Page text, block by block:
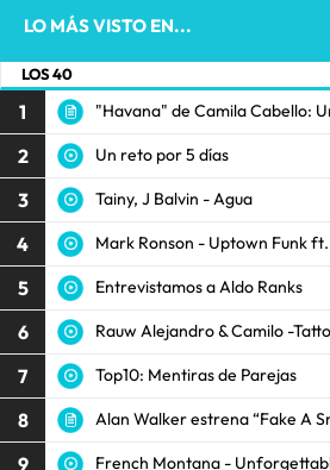
LO MÁS VISTO EN...
LOS 40
1 "Havana" de Camila Cabello:
2 Un reto por 5 días
3 Tainy, J Balvin - Agua
4 Mark Ronson - Uptown Funk
5 Entrevistamos a Aldo Ranks
6 Rauw Alejandro & Camilo -
7 Top10: Mentiras de Parejas
8 Alan Walker estrena “Fake A
9 French Montana -